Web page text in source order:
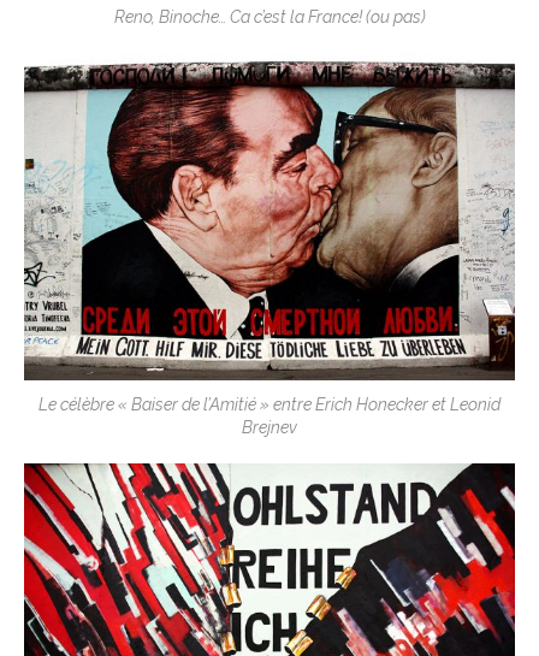
Reno, Binoche… Ca c’est la France! (ou pas)
Le célèbre « Baiser de l’Amitié » entre Erich Honecker et Leonid
Brejnev